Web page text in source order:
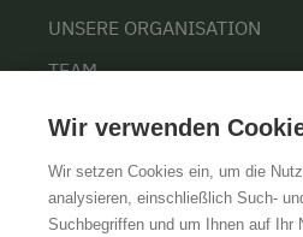
UNSERE ORGANISATION
TEAM
Wir verwenden
Wir setzen Cookies ein, um die
analysieren, einschließlich Such-
Suchbegriffen und um Ihnen auf Ihr